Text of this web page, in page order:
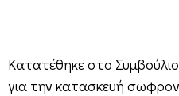
Κατατέθηκε στο
για την κατασκευή